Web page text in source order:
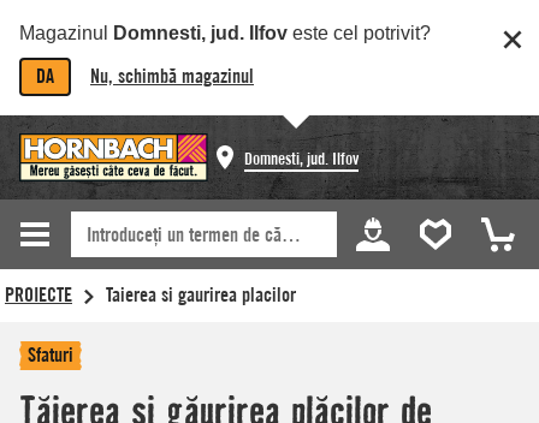
Magazinul Domnesti, jud. Ilfov este cel potrivit?
DA Nu, schimbă magazinul
Domnesti, jud. Ilfov